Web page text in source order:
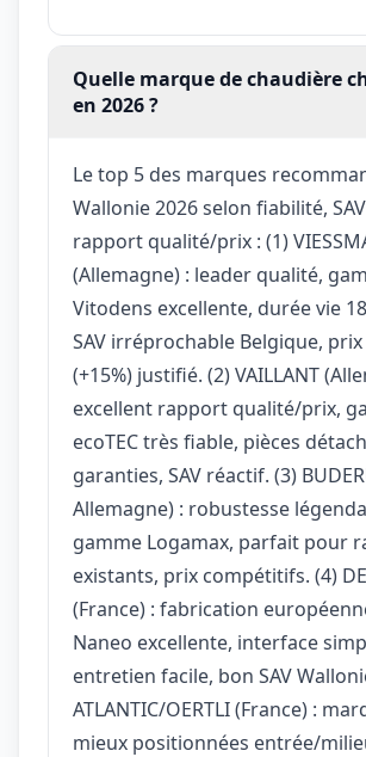
Quelle marque de chaudière
en 2026 ?
Le top 5 des marques
Wallonie 2026 selon fiabilité,
rapport qualité/prix : (1)
(Allemagne) : leader qualité,
Vitodens excellente, durée vie
SAV irréprochable Belgique,
(+15%) justifié. (2) VAILLANT
excellent rapport qualité/prix,
ecoTEC très fiable, pièces
garanties, SAV réactif. (3)
Allemagne) : robustesse
gamme Logamax, parfait pour
existants, prix compétitifs. (4) DE
(France) : fabrication
Naneo excellente, interface
entretien facile, bon SAV
ATLANTIC/OERTLI (France) :
mieux positionnées entrée/